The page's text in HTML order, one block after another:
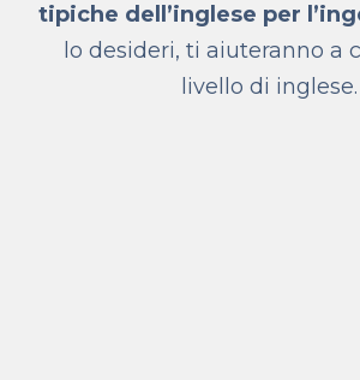
tipiche dell’inglese per
lo desideri, ti aiuteranno a
livello di inglese.